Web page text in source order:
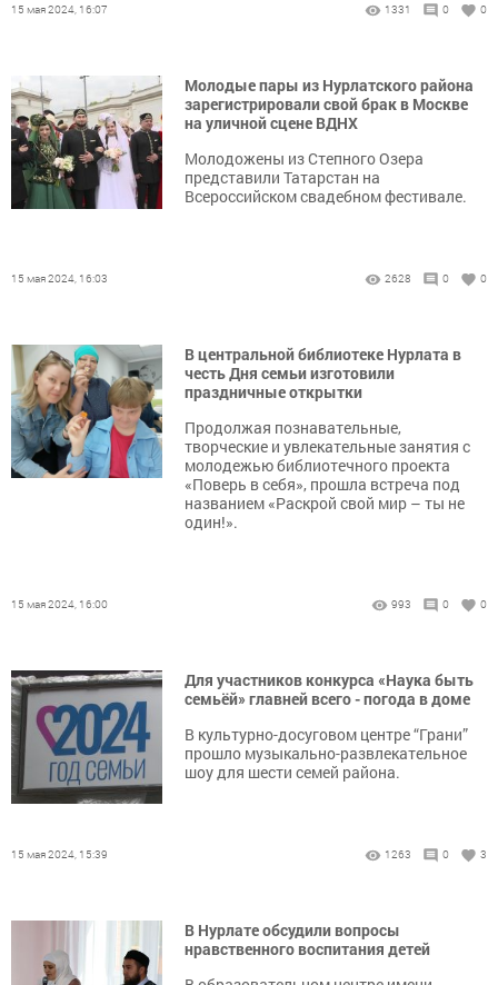
15 мая 2024, 16:07 1331 0 0
Молодые пары из Нурлатского района
зарегистрировали свой брак в Москве
на уличной сцене ВДНХ
Молодожены из Степного Озера
представили Татарстан на
Всероссийском свадебном фестивале.
15 мая 2024, 16:03 2628 0 0
В центральной библиотеке Нурлата в
честь Дня семьи изготовили
праздничные открытки
Продолжая познавательные,
творческие и увлекательные занятия с
молодежью библиотечного проекта
«Поверь в себя», прошла встреча под
названием «Раскрой свой мир – ты не
один!».
15 мая 2024, 16:00 993 0 0
Для участников конкурса «Наука быть
семьёй» главней всего - погода в доме
В культурно-досуговом центре “Грани”
прошло музыкально-развлекательное
шоу для шести семей района.
15 мая 2024, 15:39 1263 0 3
В Нурлате обсудили вопросы
нравственного воспитания детей